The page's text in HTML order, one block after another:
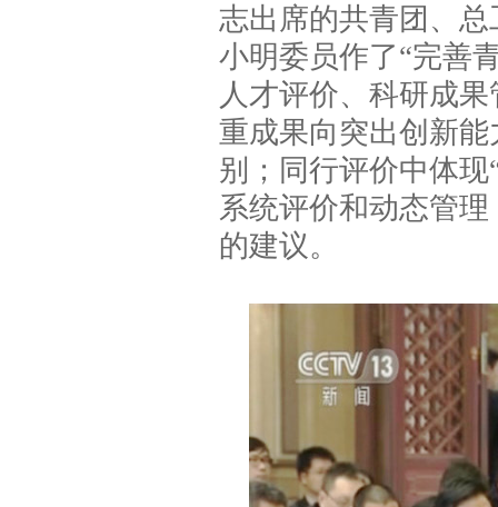
志出席的共青团、
小明委员作了“完善
人才评价、科研成
重成果向突出创新
别；同行评价中体现
系统评价和动态管
的建议。